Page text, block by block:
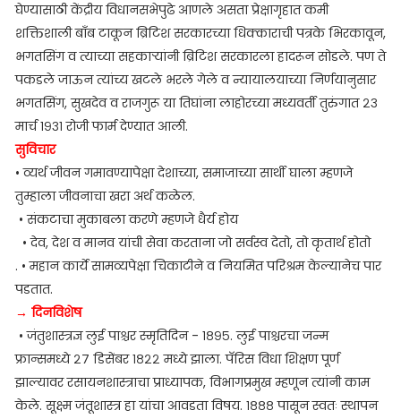
घेण्यासाठी केंद्रीय विधानसभेपुढे आणले असता प्रेक्षागृहात कमी
शक्तिशाली बाँब टाकून ब्रिटिश सरकारच्या धिक्काराची पत्रके भिरकावून,
भगतसिंग व त्याच्या सहकाऱ्यांनी ब्रिटिश सरकारला हादरून सोडले. पण ते
पकडले जाऊन त्यांच्य खटले भरले गेले व न्यायालयाच्या निर्णयानुसार
भगतसिंग, सुखदेव व राजगुरू या तिघांना लाहोरच्या मध्यवर्ती तुरुंगात २३
मार्च १९३१ रोजी फार्म देण्यात आली.
सुविचार
• व्यर्थ जीवन गमावण्यापेक्षा देशाच्या, समाजाच्या सार्थी घाला म्हणजे
तुम्हाला जीवनाचा खरा अर्थ कळेल.
• संकटाचा मुकाबला करणे म्हणजे धैर्य होय
• देव, देश व मानव यांची सेवा करताना जो सर्वस्व देतो, तो कृतार्थ होतो
. • महान कार्ये सामव्यपेक्षा चिकाटीने व नियमित परिश्रम केल्यानेच पार
पडतात.
→ दिनविशेष
• जंतुशास्त्रज्ञ लुई पाश्चर स्मृतिदिन - १८९५. लुई पाश्चरचा जन्म
फ्रान्समध्ये २७ डिसेंबर १८२२ मध्ये झाला. पॅरिस विधा शिक्षण पूर्ण
झाल्यावर रसायनशास्त्राचा प्राध्यापक, विभागप्रमुख म्हणून त्यांनी काम
केले. सूक्ष्म जंतूशास्त्र हा यांचा आवडता विषय. १८८८ पासून स्वतः स्थापन